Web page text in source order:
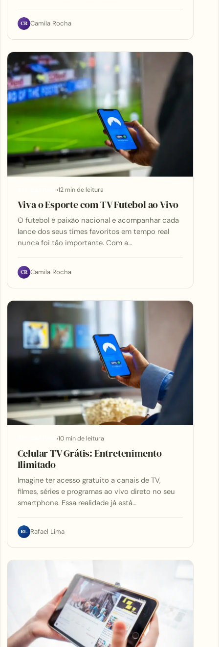
CR Camila Rocha
12 min de leitura
Viva o Esporte com TV Futebol ao Vivo
O futebol é paixão nacional e acompanhar cada
lance dos seus times favoritos em tempo real
nunca foi tão importante. Com a…
CR Camila Rocha
10 min de leitura
Celular TV Grátis: Entretenimento
Ilimitado
Imagine ter acesso gratuito a canais de TV,
filmes, séries e programas ao vivo direto no seu
smartphone. Essa realidade já está…
RL Rafael Lima